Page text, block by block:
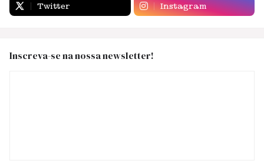
Twitter Instagram
Inscreva-se na nossa newsletter!